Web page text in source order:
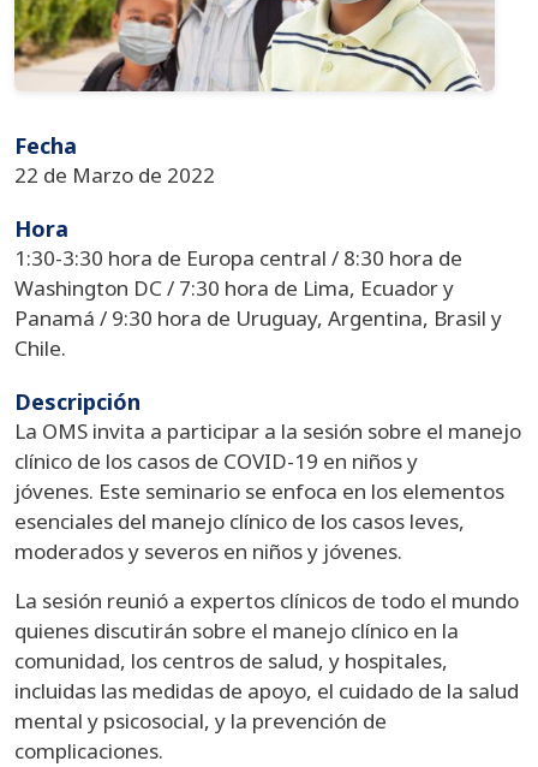
Fecha
22 de Marzo de 2022
Hora
1:30-3:30 hora de Europa central / 8:30 hora de
Washington DC / 7:30 hora de Lima, Ecuador y
Panamá / 9:30 hora de Uruguay, Argentina, Brasil y
Chile.
Descripción
La OMS invita a participar a la sesión sobre el manejo
clínico de los casos de COVID-19 en niños y
jóvenes. Este seminario se enfoca en los elementos
esenciales del manejo clínico de los casos leves,
moderados y severos en niños y jóvenes.
La sesión reunió a expertos clínicos de todo el mundo
quienes discutirán sobre el manejo clínico en la
comunidad, los centros de salud, y hospitales,
incluidas las medidas de apoyo, el cuidado de la salud
mental y psicosocial, y la prevención de
complicaciones.